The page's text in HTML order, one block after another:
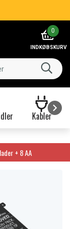
0
INDKØBSKURV
Kabler
+ 8 AA